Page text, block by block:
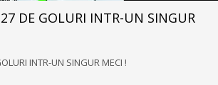
DE GOLURI INTR-UN SINGUR
INTR-UN SINGUR MECI !